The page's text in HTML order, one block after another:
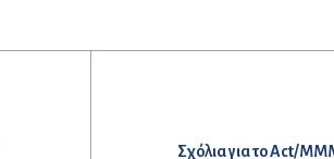
Επόμενο άρθρο:
Σχόλια για το Act/